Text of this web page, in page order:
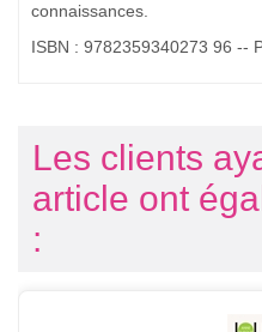
connaissances.
ISBN : 9782359340273 96 --
Les clients
article ont
: